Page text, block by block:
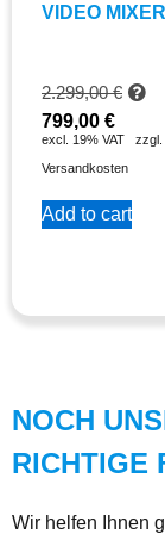
VIDEO MIXER
2.299,00€
799,00 €
excl. 19% VAT
zzgl.
Versandkosten
Add to cart
NOCH
RICHTIGE
Wir helfen Ihnen